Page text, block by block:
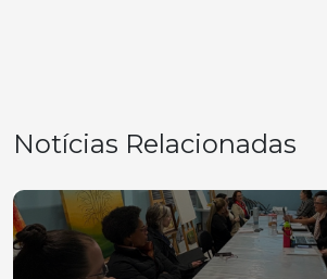
Notícias Relacionadas